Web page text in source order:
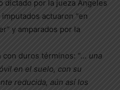
dictado por la jueza Ángeles
actuaron “en
y amparados por la
duros términos: “… una
en el suelo, con su
reducida, aún así los